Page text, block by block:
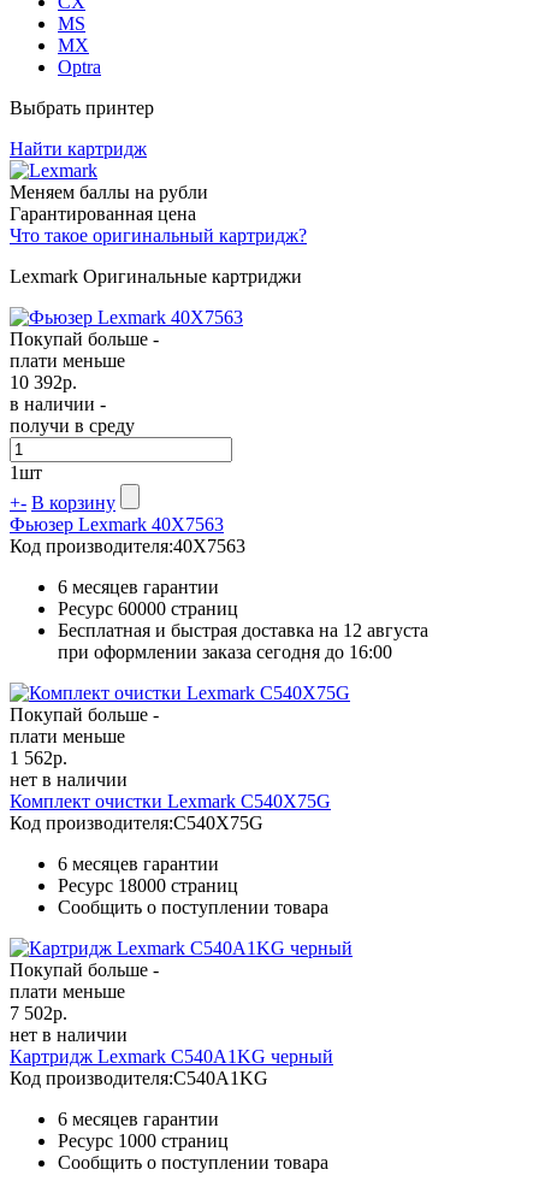
MS
MX
Optra
Выбрать принтер
Найти картридж
Меняем баллы на рубли
Гарантированная цена
Что такое оригинальный картридж?
Lexmark Оригинальные картриджи
Покупай больше -
плати меньше
10 392р.
в наличии -
получи в среду
1шт
+- В корзину
Фьюзер Lexmark 40X7563
Код производителя:40X7563
6 месяцев гарантии
Ресурс 60000 страниц
Бесплатная и быстрая доставка на 12 августа
при оформлении заказа сегодня до 16:00
Покупай больше -
плати меньше
1 562р.
нет в наличии
Комплект очистки Lexmark C540X75G
Код производителя:C540X75G
6 месяцев гарантии
Ресурс 18000 страниц
Сообщить о поступлении товара
Покупай больше -
плати меньше
7 502р.
нет в наличии
Картридж Lexmark C540A1KG черный
Код производителя:C540A1KG
6 месяцев гарантии
Ресурс 1000 страниц
Сообщить о поступлении товара